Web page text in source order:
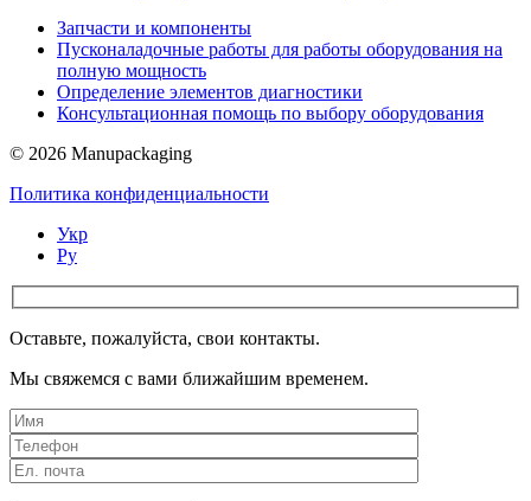
Запчасти и компоненты
Пусконаладочные работы для работы оборудования на
полную мощность
Определение элементов диагностики
Консультационная помощь по выбору оборудования
© 2026 Manupackaging
Политика конфиденциальности
Укр
Ру
Оставьте, пожалуйста, свои контакты.
Мы свяжемся с вами ближайшим временем.